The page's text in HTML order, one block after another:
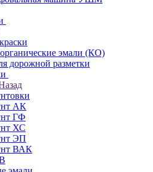
эмали (КО)
дорожной разметки
АК
ГФ
ХС
ЭП
ВАК